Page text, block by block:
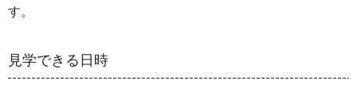
す。
見学できる日時